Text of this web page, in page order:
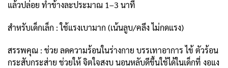
แล้วปล่อย ทำข้างละประมาณ 1–3 นาที
สำหรับเด็กเล็ก : ใช้แรงเบามาก (เน้นลูบ/คลึง ไม่กดแรง)
สรรพคุณ : ช่วย ลดความร้อนในร่างกาย บรรเทาอาการ ไข้ ตัวร้อน
กระสับกระส่าย ช่วยให้ จิตใจสงบ นอนหลับดีขึ้นใช้ได้ในเด็กที่ งอแง